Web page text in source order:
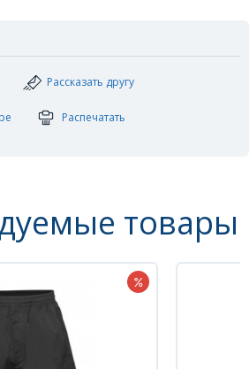
Рассказать другу
Распечатать
товары